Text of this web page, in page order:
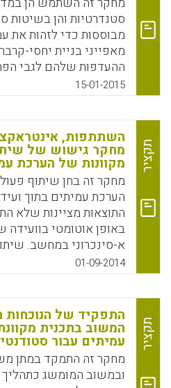
מצביעים על כך שגם
לממד הפיזי שלה,
של ממד זה הוא נעדר
מנהיגות. בעבודה זו
ראשון לקראת פיתוח
מנהיגותית בארגונים
(הלה ברגר).
X
סטנדרטיות והן בשיטות
מבוססות כדי לזהות את
מאפייני בניית יחסי-
ההעדפות שלהם לגבי
יחסי-קרבה של המנחים
הממצאים הצביעו על
ופרקטיקות מבוססי-
D'Alba, Adriana, 2015).
X
15-01-2015
תקציר
השתתפות,
מחקר גישוש של
מקוונות של הערכת
מחקר זה בחן שיתוף
הערכת עמיתים בתוך
התוצאות מציינות שלא
באופן אוטומטי
א-סינכרוני במחשב.
השתתפות משום
בשתי קבוצות שבהן
הסטודנטים; אולם,
לשיתוף פעולה, כפי
שהעלו הסטודנטים ושלא
חבריהם. שיתוף פעולה
אינו מסתכם
רמות שונות של שיתוף
01-09-2014
תקציר
התפקיד של
המשוב בתכנית
עמיתים עבור
מחקר זה התמקד במתן
ובמשוב המומשג